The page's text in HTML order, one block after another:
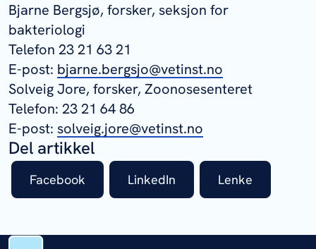
Bjarne Bergsjø, forsker, seksjon for
bakteriologi
Telefon 23 21 63 21
E-post: bjarne.bergsjo@vetinst.no
Solveig Jore, forsker, Zoonosesenteret
Telefon: 23 21 64 86
E-post: solveig.jore@vetinst.no
Del artikkel
Facebook LinkedIn Lenke